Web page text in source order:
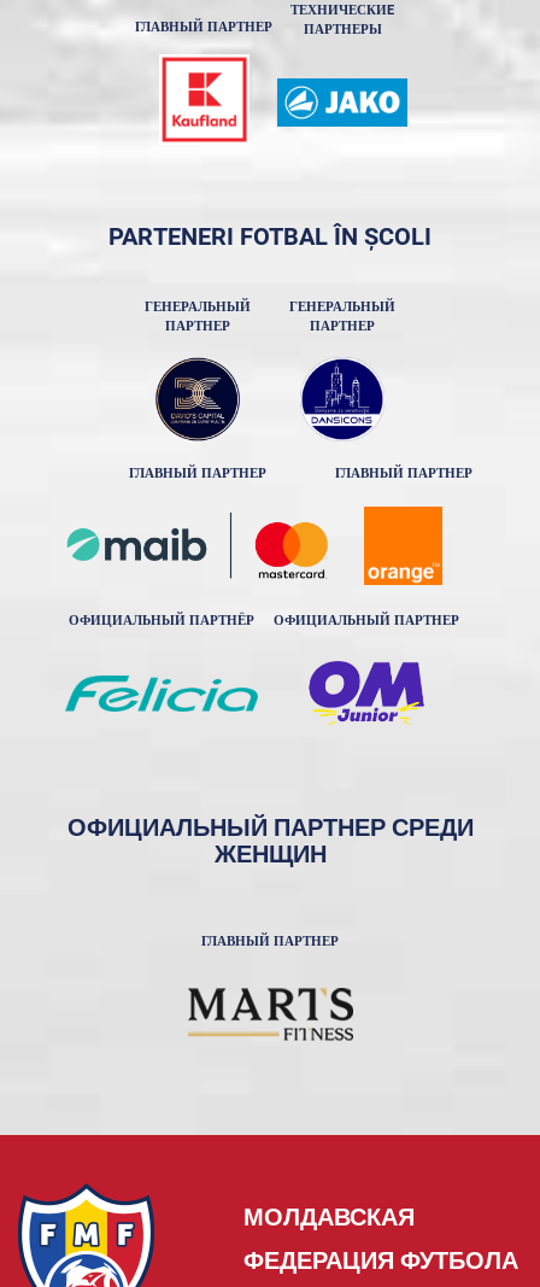
ГЛАВНЫЙ ПАРТНЕР
ТЕХНИЧЕСКИE
ПАРТНЕРЫ
PARTENERI FOTBAL ÎN ȘCOLI
ГЕНЕРАЛЬНЫЙ
ПАРТНЕР
ГЕНЕРАЛЬНЫЙ
ПАРТНЕР
ГЛАВНЫЙ ПАРТНЕР ГЛАВНЫЙ ПАРТНЕР
ОФИЦИАЛЬНЫЙ ПАРТНЁР ОФИЦИАЛЬНЫЙ ПАРТНЕР
ОФИЦИАЛЬНЫЙ ПАРТНЕР СРЕДИ
ЖЕНЩИН
ГЛАВНЫЙ ПАРТНЕР
МОЛДАВСКАЯ
ФЕДЕРАЦИЯ ФУТБОЛА